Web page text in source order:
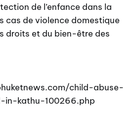
de l’enfance dans la
cas de violence domestique
droits et du bien-être des
child-abuse-
in-kathu-100266.php